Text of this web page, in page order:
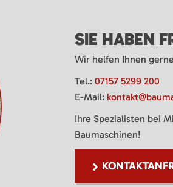
SIE HABEN
Wir helfen Ihnen
Tel.: 07157 5299 200
E-Mail:
Ihre Spezialisten bei
Baumaschinen!